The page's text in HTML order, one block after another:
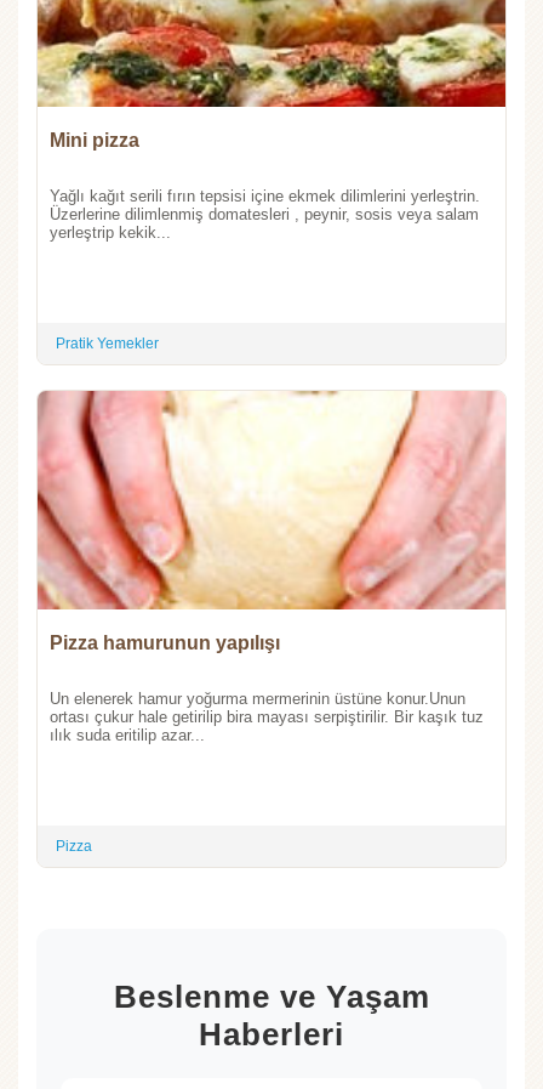
Mini pizza
Yağlı kağıt serili fırın tepsisi içine ekmek dilimlerini yerleştrin.
Üzerlerine dilimlenmiş domatesleri , peynir, sosis veya salam
yerleştrip kekik...
Pratik Yemekler
Pizza hamurunun yapılışı
Un elenerek hamur yoğurma mermerinin üstüne konur.Unun
ortası çukur hale getirilip bira mayası serpiştirilir. Bir kaşık tuz
ılık suda eritilip azar...
Pizza
Beslenme ve Yaşam
Haberleri